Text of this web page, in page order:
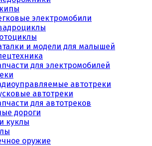
электромобили
и модели для малышей
для электромобилей
автотреки
автотреки
для автотреков
дороги
куклы
оружие